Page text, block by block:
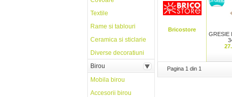
Bricostore
GRESIE
Pagina 1 din 1
Textile
Rame si tablouri
Ceramica si sticlarie
Diverse decoratiuni
Birou
Mobila birou
Accesorii birou